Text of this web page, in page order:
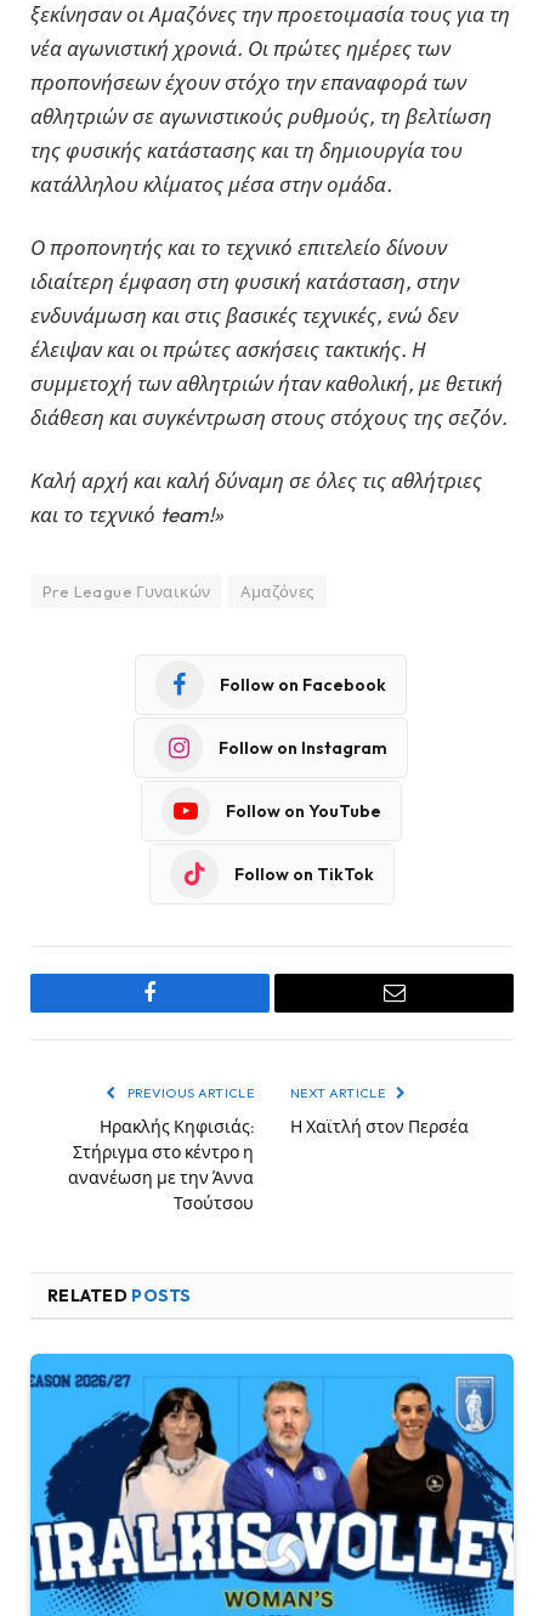
ξεκίνησαν οι Αμαζόνες την προετοιμασία τους για τη
νέα αγωνιστική χρονιά. Οι πρώτες ημέρες των
προπονήσεων έχουν στόχο την επαναφορά των
αθλητριών σε αγωνιστικούς ρυθμούς, τη βελτίωση
της φυσικής κατάστασης και τη δημιουργία του
κατάλληλου κλίματος μέσα στην ομάδα.
Ο προπονητής και το τεχνικό επιτελείο δίνουν
ιδιαίτερη έμφαση στη φυσική κατάσταση, στην
ενδυνάμωση και στις βασικές τεχνικές, ενώ δεν
έλειψαν και οι πρώτες ασκήσεις τακτικής. Η
συμμετοχή των αθλητριών ήταν καθολική, με θετική
διάθεση και συγκέντρωση στους στόχους της σεζόν.
Καλή αρχή και καλή δύναμη σε όλες τις αθλήτριες
και το τεχνικό team!»
Pre League Γυναικών Αμαζόνες
Follow on Facebook
Follow on Instagram
Follow on YouTube
Follow on TikTok
Facebook Email
PREVIOUS ARTICLE
Ηρακλής Κηφισιάς:
Στήριγμα στο κέντρο η
ανανέωση με την Άννα
Τσούτσου
NEXT ARTICLE
Η Χαϊτλή στον Περσέα
RELATED POSTS